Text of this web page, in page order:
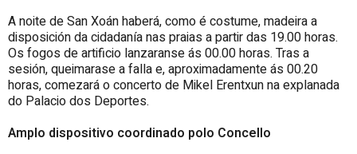
A noite de San Xoán haberá, como é costume, madeira a
disposición da cidadanía nas praias a partir das 19.00 horas.
Os fogos de artificio lanzaranse ás 00.00 horas. Tras a
sesión, queimarase a falla e, aproximadamente ás 00.20
horas, comezará o concerto de Mikel Erentxun na explanada
do Palacio dos Deportes.
Amplo dispositivo coordinado polo Concello